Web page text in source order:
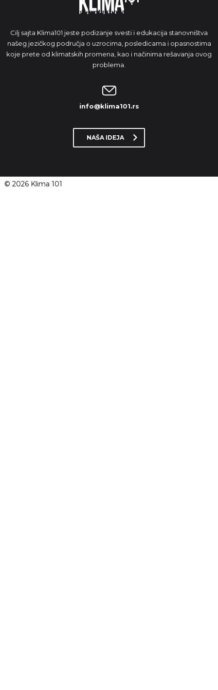
Cilj sajta Klima101 jeste podizanje svesti i edukacija stanovništva
našeg jezičkog područja o uzrocima, posledicama i opasnostima
koje prete od klimatskih promena, kao i načinima rešavanja ovog
problema.
info@klima101.rs
NAŠA IDEJA
© 2026 Klima 101